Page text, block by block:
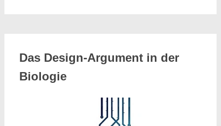
Das Design-Argument in der
Biologie